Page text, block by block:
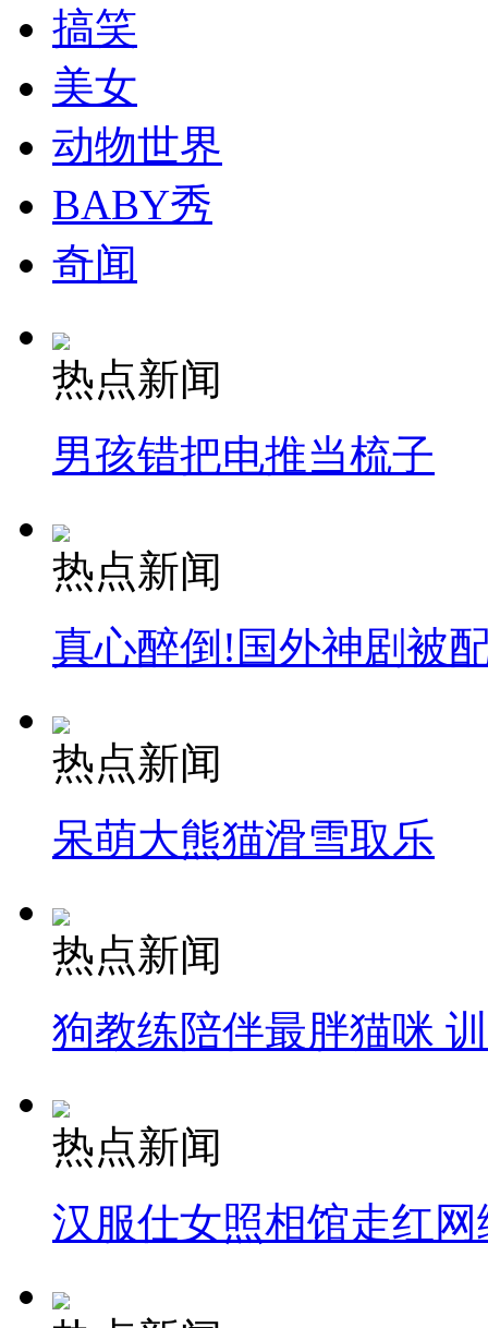
搞笑
美女
动物世界
BABY秀
奇闻
热点新闻
男孩错把电推当梳子
热点新闻
真心醉倒!国外神剧被
热点新闻
呆萌大熊猫滑雪取乐
热点新闻
狗教练陪伴最胖猫咪
热点新闻
汉服仕女照相馆走红网